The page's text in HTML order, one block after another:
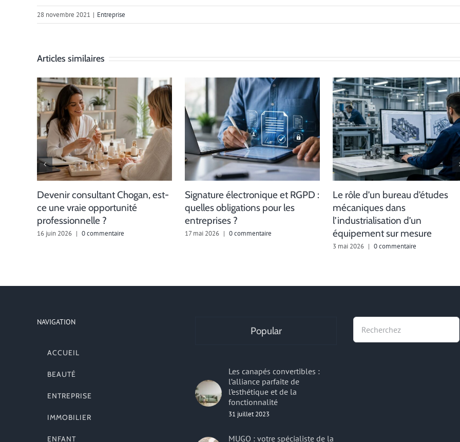
28 novembre 2021 | Entreprise
Articles similaires
Devenir consultant Chogan, est-
ce une vraie opportunité
professionnelle ?
16 juin 2026 | 0 commentaire
Signature électronique et RGPD :
quelles obligations pour les
entreprises ?
17 mai 2026 | 0 commentaire
Le rôle d’un bureau d’études
mécaniques dans
l’industrialisation d’un
équipement sur mesure
3 mai 2026 | 0 commentaire
NAVIGATION
ACCUEIL
BEAUTÉ
ENTREPRISE
IMMOBILIER
ENFANT
Popular
Les canapés convertibles :
l’alliance parfaite de
l’esthétique et de la
fonctionnalité
31 juillet 2023
MUGO : votre spécialiste de la